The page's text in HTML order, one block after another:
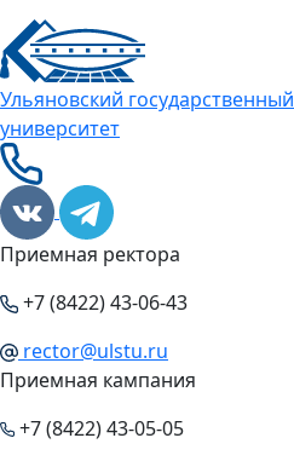
Ульяновский
университет
Приемная ректора
+7 (8422) 43-06-43
rector@ulstu.ru
Приемная кампания
+7 (8422) 43-05-05